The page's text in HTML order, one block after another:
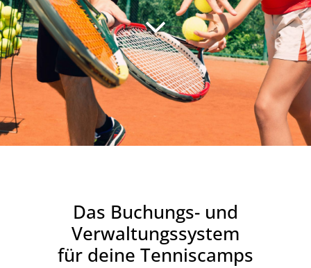
Das Buchungs- und
Verwaltungssystem
für deine Tenniscamps